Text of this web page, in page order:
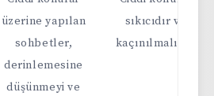
üzerine yapılan
sohbetler,
derinlemesine
düşünmeyi ve
sıkıcıdır ve
kaçınılmalıdır.